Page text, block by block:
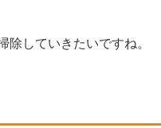
していきたいですね。